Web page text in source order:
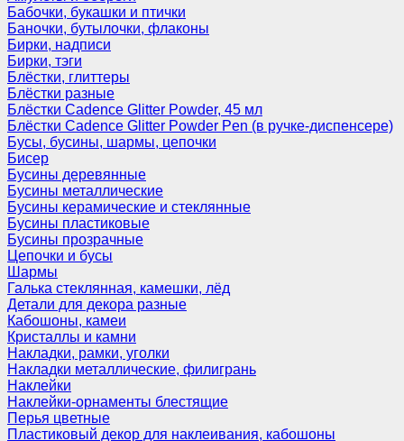
Бабочки, букашки и птички
Баночки, бутылочки, флаконы
Бирки, надписи
Бирки, тэги
Блёстки, глиттеры
Блёстки разные
Блёстки Cadence Glitter Powder, 45 мл
Блёстки Cadence Glitter Powder Pen (в ручке-диспенсере)
Бусы, бусины, шармы, цепочки
Бисер
Бусины деревянные
Бусины металлические
Бусины керамические и стеклянные
Бусины пластиковые
Бусины прозрачные
Цепочки и бусы
Шармы
Галька стеклянная, камешки, лёд
Детали для декора разные
Кабошоны, камеи
Кристаллы и камни
Накладки, рамки, уголки
Накладки металлические, филигрань
Наклейки
Наклейки-орнаменты блестящие
Перья цветные
Пластиковый декор для наклеивания, кабошоны